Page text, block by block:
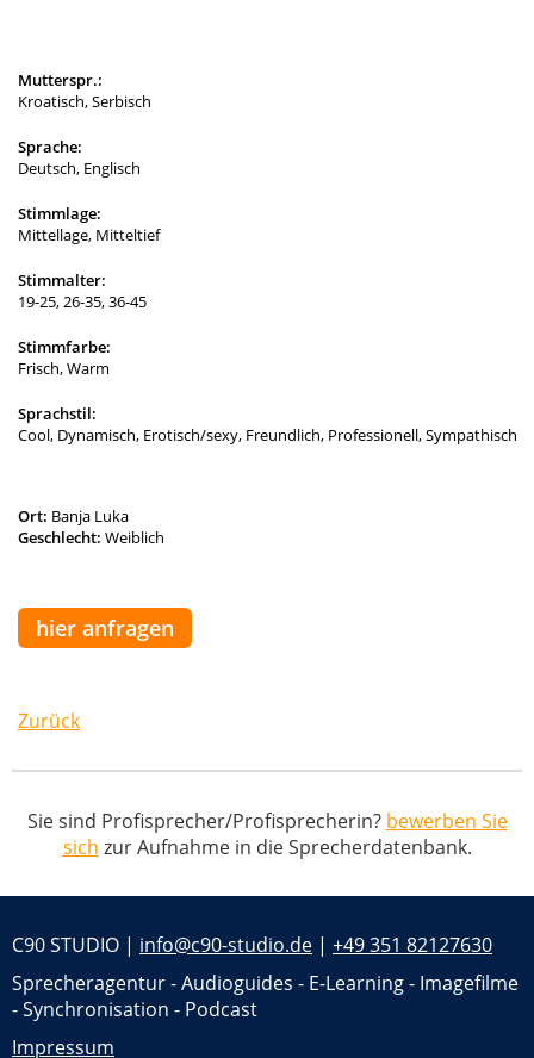
Ort: Banja Luka
Geschlecht: Weiblich
hier anfragen
Zurück
Mutterspr.:
Kroatisch, Serbisch
Sprache:
Deutsch, Englisch
Stimmlage:
Mittellage, Mitteltief
Stimmalter:
19-25, 26-35, 36-45
Stimmfarbe:
Frisch, Warm
Sprachstil:
Cool, Dynamisch, Erotisch/sexy, Freundlich, Professionell, Sympathisch
Sie sind Profisprecher/Profisprecherin? bewerben Sie
sich zur Aufnahme in die Sprecherdatenbank.
C90 STUDIO | info@c90-studio.de | +49 351 82127630
Sprecheragentur - Audioguides - E-Learning - Imagefilme
- Synchronisation - Podcast
Impressum